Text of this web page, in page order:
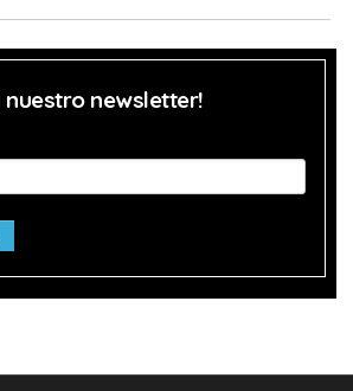
nuestro newsletter!